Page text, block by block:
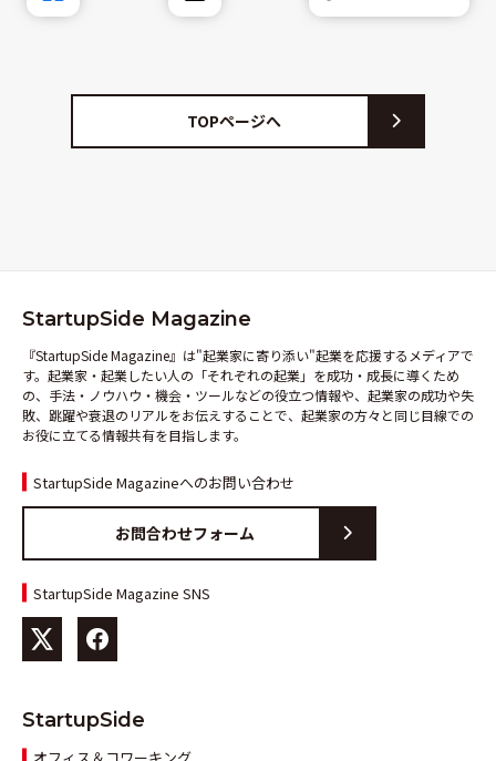
TOPページへ
StartupSide Magazine
『StartupSide Magazine』は"起業家に寄り添い"起業を応援するメディアで
す。起業家・起業したい人の「それぞれの起業」を成功・成長に導くため
の、手法・ノウハウ・機会・ツールなどの役立つ情報や、起業家の成功や失
敗、跳躍や衰退のリアルをお伝えすることで、起業家の方々と同じ目線での
お役に立てる情報共有を目指します。
StartupSide Magazineへのお問い合わせ
お問合わせフォーム
StartupSide Magazine SNS
StartupSide